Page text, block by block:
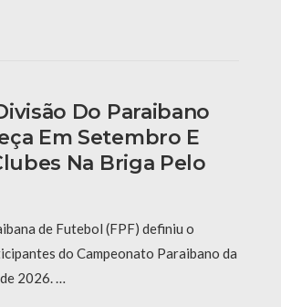
Do Paraibano
Em Setembro E
Na Briga Pelo
de Futebol (FPF) definiu o
do Campeonato Paraibano da
2026. …